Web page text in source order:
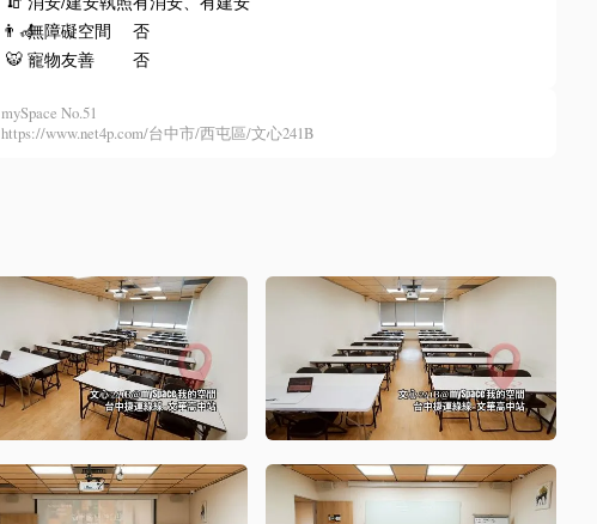
👨‍🦽無障礙空間
否
🐯 寵物友善 否
mySpace No.51
https://www.net4p.com/台中市/西屯區/文心241B